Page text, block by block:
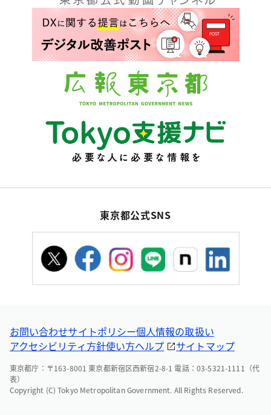
東京都公式SNS
お問い合わせサイトポリシー個人情報の取扱い
アクセシビリティ方針使い方ヘルプ サイトマップ
東京都庁：〒163-8001 東京都新宿区西新宿2-8-1 電話：03-5321-1111（代
表）
Copyright (C) Tokyo Metropolitan Government. All Rights Reserved.